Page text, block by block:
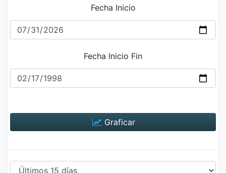
Fecha Inicio
Fecha Inicio Fin
Graficar